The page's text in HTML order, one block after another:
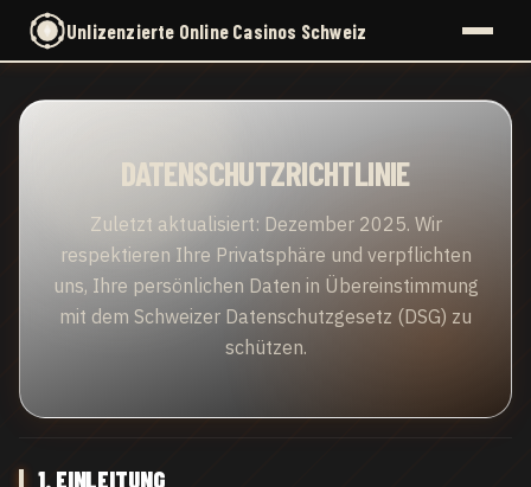
Unlizenzierte Online Casinos Schweiz
DATENSCHUTZRICHTLINIE
Zuletzt aktualisiert: Dezember 2025. Wir
respektieren Ihre Privatsphäre und verpflichten
uns, Ihre persönlichen Daten in Übereinstimmung
mit dem Schweizer Datenschutzgesetz (DSG) zu
schützen.
1. EINLEITUNG